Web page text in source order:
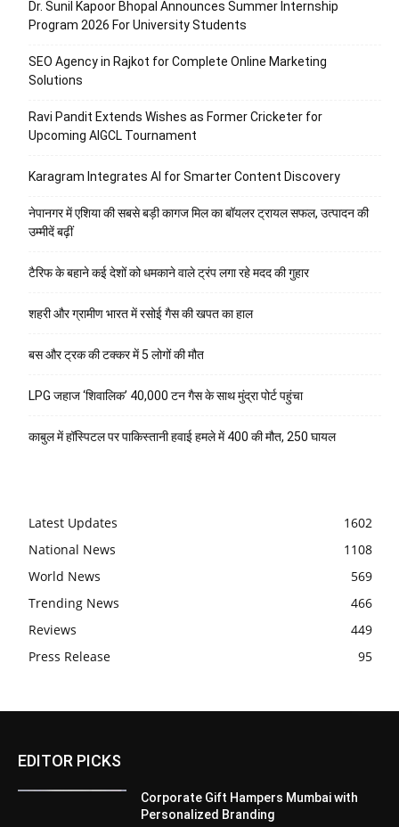
Dr. Sunil Kapoor Bhopal Announces Summer Internship
Program 2026 For University Students
SEO Agency in Rajkot for Complete Online Marketing
Solutions
Ravi Pandit Extends Wishes as Former Cricketer for
Upcoming AIGCL Tournament
Karagram Integrates AI for Smarter Content Discovery
नेपानगर में एशिया की सबसे बड़ी कागज मिल का बॉयलर ट्रायल सफल, उत्पादन की
उम्मीदें बढ़ीं
टैरिफ के बहाने कई देशों को धमकाने वाले ट्रंप लगा रहे मदद की गुहार
शहरी और ग्रामीण भारत में रसोई गैस की खपत का हाल
बस और ट्रक की टक्कर में 5 लोगों की मौत
LPG जहाज ‘शिवालिक’ 40,000 टन गैस के साथ मुंद्रा पोर्ट पहुंचा
काबुल में हॉस्पिटल पर पाकिस्तानी हवाई हमले में 400 की मौत, 250 घायल
Latest Updates
1602
National News
1108
World News
569
Trending News
466
Reviews
449
Press Release
95
EDITOR PICKS
Corporate Gift Hampers Mumbai with
Personalized Branding